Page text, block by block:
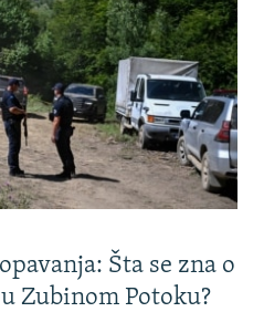
Šta se zna o
Zubinom Potoku?